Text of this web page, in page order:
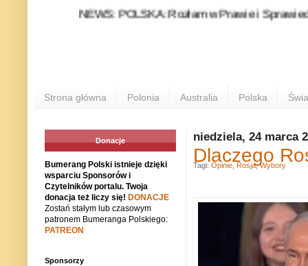
NEWS: POLSKA: Rozłam w Prawie i
Strona główna Polonia Australia Polska
niedziela, 24 marca
Dlaczego
Tagi: Opinie Rosja,Wybory
Donacje
Bumerang Polski istnieje dzięki
wsparciu Sponsorów i
Czytelników portalu. Twoja
donacja też liczy się! DONACJE
Zostań stałym lub czasowym
patronem Bumeranga Polskiego:
PATREON
Sponsorzy